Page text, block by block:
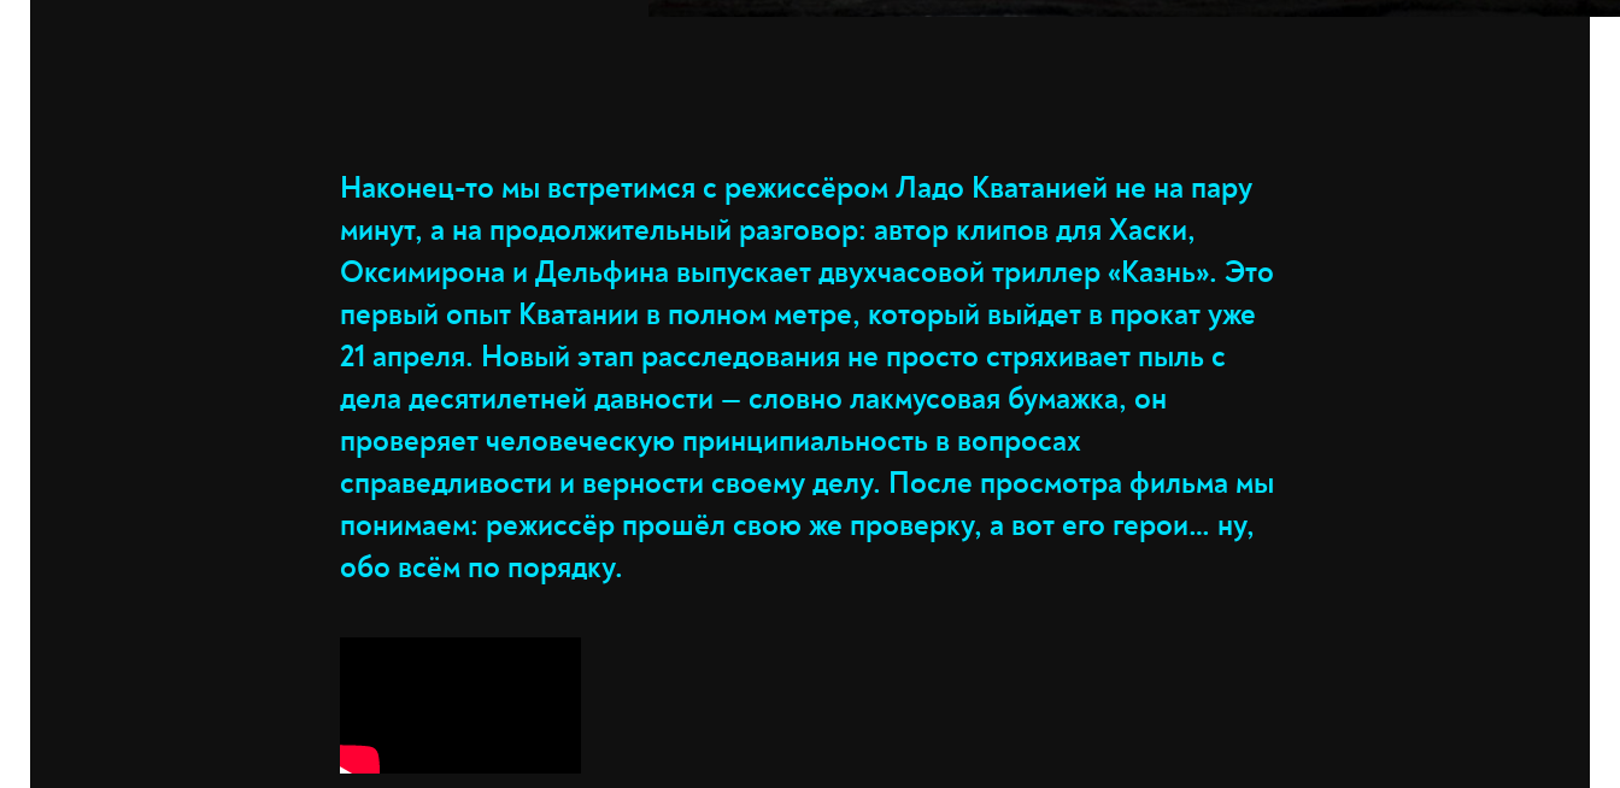
Наконец-то мы встретимся с режиссёром Ладо Кватанией не на пару
минут, а на продолжительный разговор: автор клипов для Хаски,
Оксимирона и Дельфина выпускает двухчасовой триллер «Казнь». Это
первый опыт Кватании в полном метре, который выйдет в прокат уже
21 апреля. Новый этап расследования не просто стряхивает пыль с
дела десятилетней давности — словно лакмусовая бумажка, он
проверяет человеческую принципиальность в вопросах
справедливости и верности своему делу. После просмотра фильма мы
понимаем: режиссёр прошёл свою же проверку, а вот его герои… ну,
обо всём по порядку.